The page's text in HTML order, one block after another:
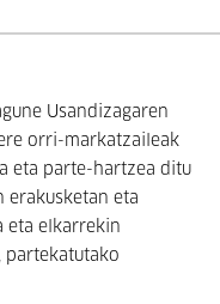
Usandizagaren
orri-markatzaileak
eta parte-hartzea ditu
erakusketan eta
eta elkarrekin
partekatutako